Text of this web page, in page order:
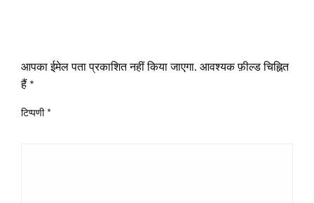
आपका ईमेल पता प्रकाशित नहीं किया जाएगा. आवश्यक फ़ील्ड चिह्नित
हैं *
टिप्पणी *